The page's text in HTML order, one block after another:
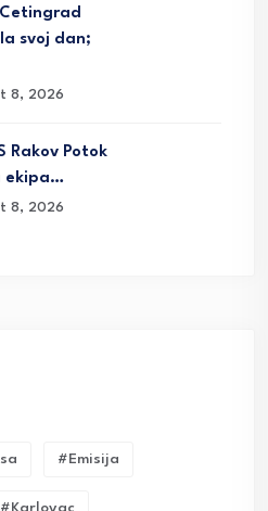
svoj dan;
8, 2026
Rakov Potok
ekipa…
8, 2026
#emisija
#karlovac